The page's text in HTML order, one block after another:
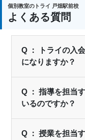
個別教室のトライ 戸畑駅前校
よくある質問
Q ： トライの入会金や月々のお支払いはいくら
になりますか？
Q ： 指導を担当する教師はどのように決まって
いるのですか？
Q ： 授業を担